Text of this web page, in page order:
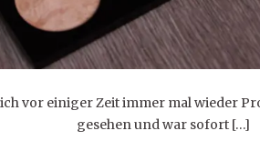
vor einiger Zeit immer mal wieder
gesehen und war sofort […]